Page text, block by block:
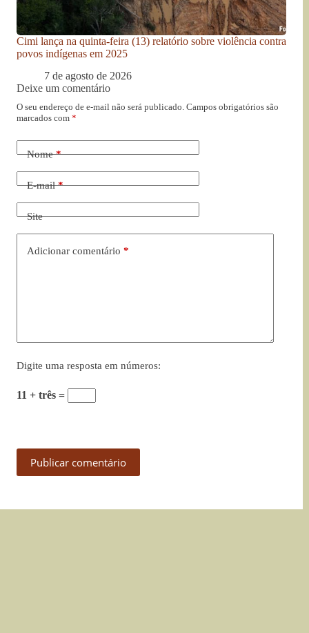
Cimi lança na quinta-feira (13) relatório sobre violência contra
povos indígenas em 2025
7 de agosto de 2026
Deixe um comentário
O seu endereço de e-mail não será publicado. Campos obrigatórios são
marcados com *
Nome*
E-mail*
Site
Adicionar comentário *
Digite uma resposta em números:
11 + três =
Publicar comentário